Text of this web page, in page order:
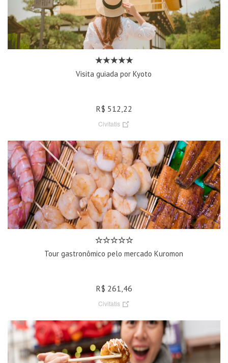
Visita guiada por Kyoto
R$ 512,22
Civitatis
Tour gastronômico pelo mercado Kuromon
R$ 261,46
Civitatis